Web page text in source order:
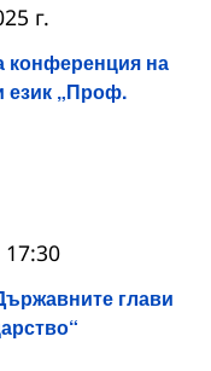
конференция на
език „Проф.
г.
глави
17:30